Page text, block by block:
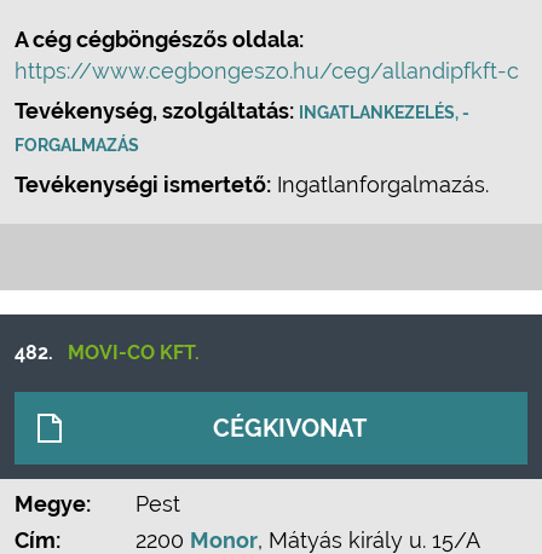
A cég cégböngészős oldala:
https://www.cegbongeszo.hu/ceg/allandipfkft-c
Tevékenység, szolgáltatás:
INGATLANKEZELÉS, -
FORGALMAZÁS
Tevékenységi ismertető: Ingatlanforgalmazás.
482. MOVI-CO KFT.
CÉGKIVONAT
Megye:
Pest
Cím:
2200 Monor, Mátyás király u. 15/A